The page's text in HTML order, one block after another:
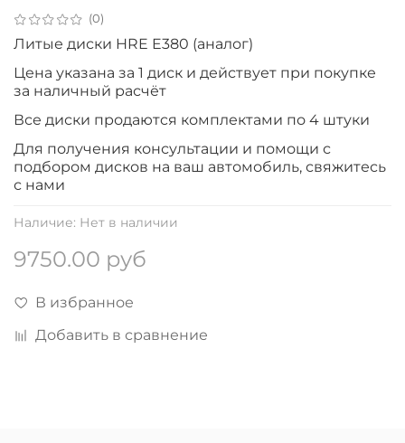
(0)
Наличие: Нет в наличии
9750.00 руб
В избранное
Добавить в сравнение
Литые диски HRE E380 (аналог)
Цена указана за 1 диск и действует при покупке
за наличный расчёт
Все диски продаютcя комплектами по 4 штуки
Для получения консультации и помощи с
подбором дисков на ваш автомобиль, свяжитесь
с нами